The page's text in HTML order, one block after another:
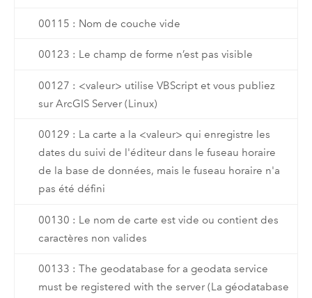
00115 : Nom de couche vide
00123 : Le champ de forme n’est pas visible
00127 : <valeur> utilise VBScript et vous publiez
sur ArcGIS Server (Linux)
00129 : La carte a la <valeur> qui enregistre les
dates du suivi de l'éditeur dans le fuseau horaire
de la base de données, mais le fuseau horaire n'a
pas été défini
00130 : Le nom de carte est vide ou contient des
caractères non valides
00133 : The geodatabase for a geodata service
must be registered with the server (La géodatabase